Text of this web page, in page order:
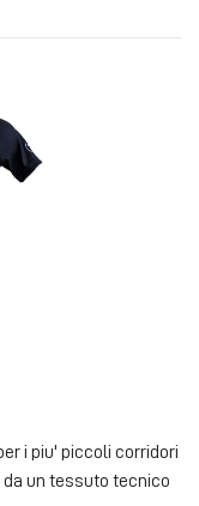
i piu' piccoli corridori
un tessuto tecnico